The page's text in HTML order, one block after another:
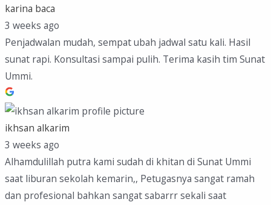
karina baca
3 weeks ago
Penjadwalan mudah, sempat ubah jadwal satu kali. Hasil
sunat rapi. Konsultasi sampai pulih. Terima kasih tim Sunat
Ummi.
ikhsan alkarim
3 weeks ago
Alhamdulillah putra kami sudah di khitan di Sunat Ummi
saat liburan sekolah kemarin,, Petugasnya sangat ramah
dan profesional bahkan sangat sabarrr sekali saat